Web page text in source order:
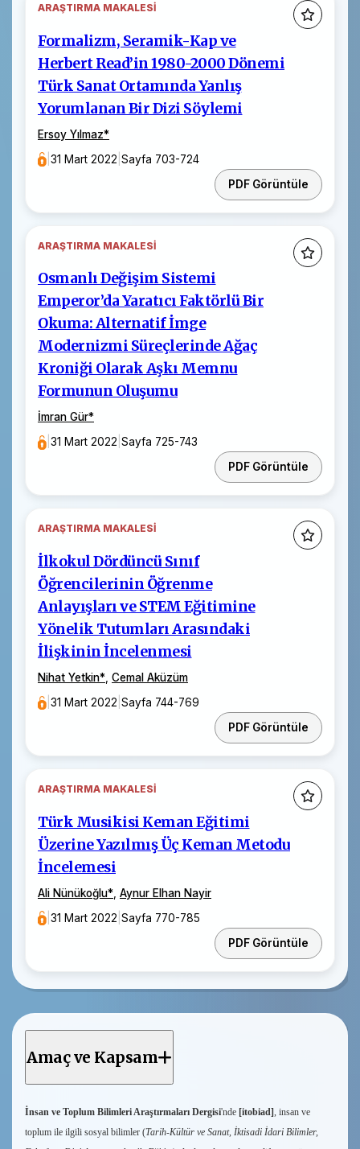
ARAŞTIRMA MAKALESI
Formalizm, Seramik-Kap ve
Herbert Read’in 1980-2000 Dönemi
Türk Sanat Ortamında Yanlış
Yorumlanan Bir Dizi Söylemi
Ersoy Yılmaz*
|31 Mart 2022 |Sayfa 703-724
PDF Görüntüle
ARAŞTIRMA MAKALESI
Osmanlı Değişim Sistemi
Emperor’da Yaratıcı Faktörlü Bir
Okuma: Alternatif İmge
Modernizmi Süreçlerinde Ağaç
Kroniği Olarak Aşkı Memnu
Formunun Oluşumu
İmran Gür*
|31 Mart 2022 |Sayfa 725-743
PDF Görüntüle
ARAŞTIRMA MAKALESI
İlkokul Dördüncü Sınıf
Öğrencilerinin Öğrenme
Anlayışları ve STEM Eğitimine
Yönelik Tutumları Arasındaki
İlişkinin İncelenmesi
Nihat Yetkin* Cemal Aküzüm
|31 Mart 2022 |Sayfa 744-769
PDF Görüntüle
ARAŞTIRMA MAKALESI
Türk Musikisi Keman Eğitimi
Üzerine Yazılmış Üç Keman Metodu
İncelemesi
Ali Nünükoğlu* Aynur Elhan Nayir
|31 Mart 2022 |Sayfa 770-785
PDF Görüntüle
Amaç ve Kapsam
İnsan ve Toplum Bilimleri Araştırmaları Dergisi'nde [itobiad] , insan ve
toplum ile ilgili sosyal bilimler (Tarih-Kültür ve Sanat, İktisadi İdari Bilimler,